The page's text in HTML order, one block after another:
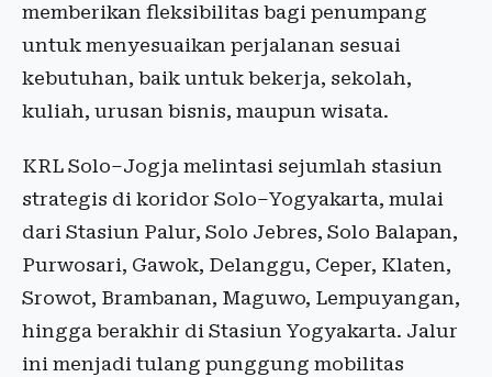
memberikan fleksibilitas bagi penumpang
untuk menyesuaikan perjalanan sesuai
kebutuhan, baik untuk bekerja, sekolah,
kuliah, urusan bisnis, maupun wisata.
KRL Solo–Jogja melintasi sejumlah stasiun
strategis di koridor Solo–Yogyakarta, mulai
dari Stasiun Palur, Solo Jebres, Solo Balapan,
Purwosari, Gawok, Delanggu, Ceper, Klaten,
Srowot, Brambanan, Maguwo, Lempuyangan,
hingga berakhir di Stasiun Yogyakarta. Jalur
ini menjadi tulang punggung mobilitas